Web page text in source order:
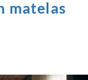
matelas